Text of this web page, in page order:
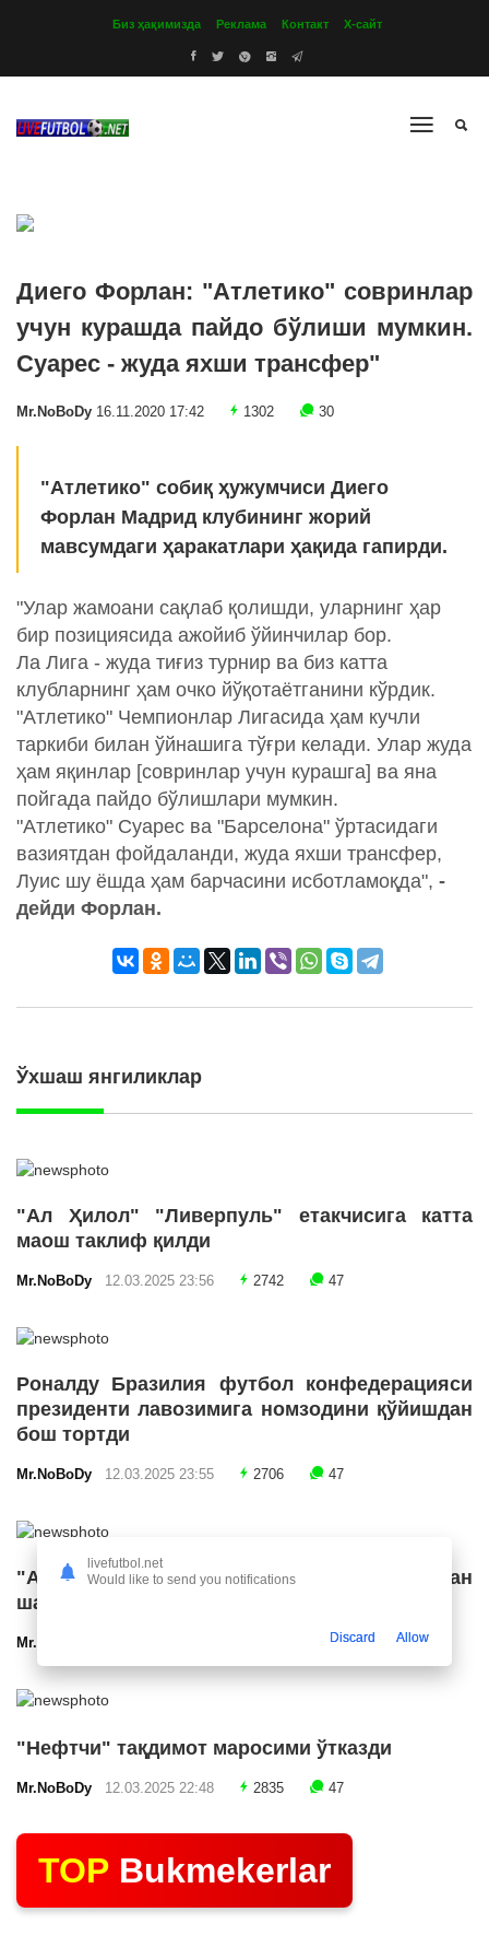
Биз ҳақимизда Реклама Контакт Х-сайт
Диего Форлан: "Атлетико" совринлар
учун курашда пайдо бўлиши мумкин.
Суарес - жуда яхши трансфер"
Mr.NoBoDy 16.11.2020 17:42 1302 30
"Атлетико" собиқ ҳужумчиси Диего
Форлан Мадрид клубининг жорий
мавсумдаги ҳаракатлари ҳақида гапирди.
"Улар жамоани сақлаб қолишди, уларнинг ҳар
бир позициясида ажойиб ўйинчилар бор.
Ла Лига - жуда тиғиз турнир ва биз катта
клубларнинг ҳам очко йўқотаётганини кўрдик.
"Атлетико" Чемпионлар Лигасида ҳам кучли
таркиби билан ўйнашига тўғри келади. Улар жуда
ҳам яқинлар [совринлар учун курашга] ва яна
пойгада пайдо бўлишлари мумкин.
"Атлетико" Суарес ва "Барселона" ўртасидаги
вазиятдан фойдаланди, жуда яхши трансфер,
Луис шу ёшда ҳам барчасини исботламоқда", -
дейди Форлан.
Ўхшаш янгиликлар
"Ал Ҳилол" "Ливерпуль" етакчисига катта
маош таклиф қилди
Mr.NoBoDy 12.03.2025 23:56 2742 47
Роналду Бразилия футбол конфедерацияси
президенти лавозимига номзодини қўйишдан
бош тортди
Mr.NoBoDy 12.03.2025 23:55 2706 47
"Арсенал" икки ярим ҳимоячи билан
шартнома имзолашга яқин
Mr.NoBoDy 47
"Нефтчи" тақдимот маросими ўтказди
Mr.NoBoDy 12.03.2025 22:48 2835 47
TOP Bukmekerlar
livefutbol.net
Would like to send you notifications
Discard Allow